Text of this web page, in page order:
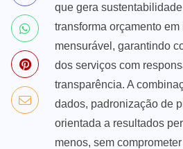
que gera
transforma orçamento em
mensurável, garantindo
dos serviços com
transparência. A
dados, padronização de
orientada a resultados
menos, sem